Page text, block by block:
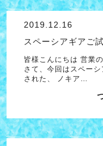
2019.12.16
スペーシアギアご
皆様こんにちは 営業
さて、今回はスペー
された、 ノキア…